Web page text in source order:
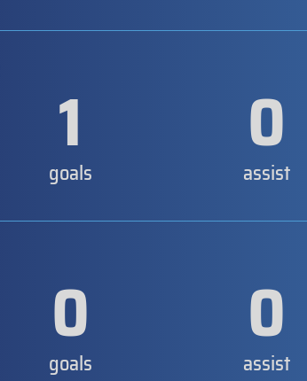
1
goals 0
assist
0
goals 0
assist